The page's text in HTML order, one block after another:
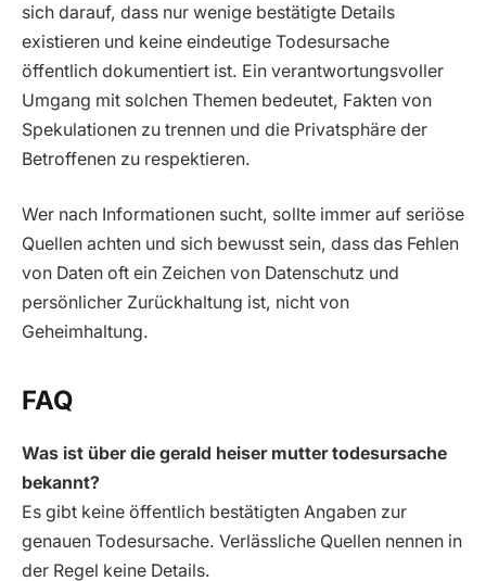
sich darauf, dass nur wenige bestätigte Details
existieren und keine eindeutige Todesursache
öffentlich dokumentiert ist. Ein verantwortungsvoller
Umgang mit solchen Themen bedeutet, Fakten von
Spekulationen zu trennen und die Privatsphäre der
Betroffenen zu respektieren.
Wer nach Informationen sucht, sollte immer auf seriöse
Quellen achten und sich bewusst sein, dass das Fehlen
von Daten oft ein Zeichen von Datenschutz und
persönlicher Zurückhaltung ist, nicht von
Geheimhaltung.
FAQ
Was ist über die gerald heiser mutter todesursache
bekannt?
Es gibt keine öffentlich bestätigten Angaben zur
genauen Todesursache. Verlässliche Quellen nennen in
der Regel keine Details.